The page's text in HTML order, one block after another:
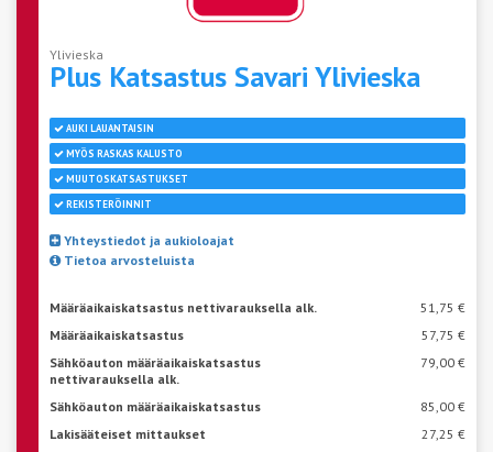
Ylivieska
Plus Katsastus Savari Ylivieska
AUKI LAUANTAISIN
MYÖS RASKAS KALUSTO
MUUTOSKATSASTUKSET
REKISTERÖINNIT
Yhteystiedot ja aukioloajat
Tietoa arvosteluista
Määräaikaiskatsastus nettivarauksella alk.
51,75 €
Määräaikaiskatsastus
57,75 €
Sähköauton määräaikaiskatsastus
nettivarauksella alk.
79,00 €
Sähköauton määräaikaiskatsastus
85,00 €
Lakisääteiset mittaukset
27,25 €